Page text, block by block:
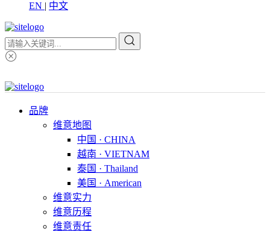
EN | 中文
品牌
维意地图
中国 · CHINA
越南 · VIETNAM
泰国 · Thailand
美国 · American
维意实力
维意历程
维意责任